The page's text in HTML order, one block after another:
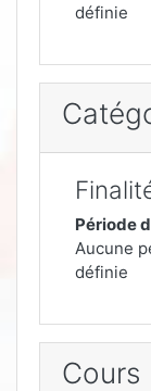
définie
Période
Aucune
définie
Cours